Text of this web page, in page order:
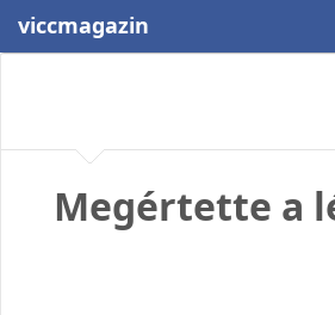
viccmagazin
Megértette a